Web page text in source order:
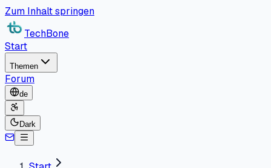
Zum Inhalt springen
TechBone
Start
Themen
Forum
de
Dark